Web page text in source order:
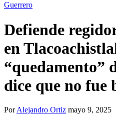
Guerrero
Defiende
en
“quedamento”
dice que no fue
PorAlejandro Ortiz mayo 9, 2025